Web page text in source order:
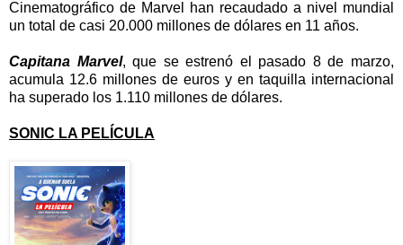
Cinematográfico de Marvel han recaudado a nivel mundial
un total de casi 20.000 millones de dólares en 11 años.
Capitana Marvel, que se estrenó el pasado 8 de marzo,
acumula 12.6 millones de euros y en taquilla internacional
ha superado los 1.110 millones de dólares.
SONIC LA PELÍCULA